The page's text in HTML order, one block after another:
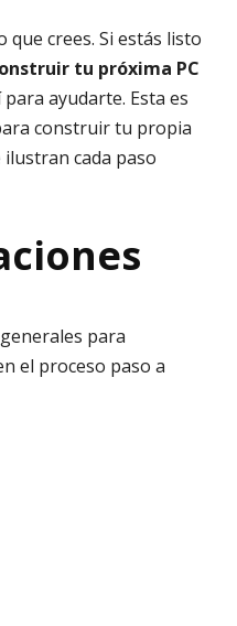
que crees. Si estás listo
tu próxima PC
ayudarte. Esta es
construir tu propia
ilustran cada paso
para
el proceso paso a